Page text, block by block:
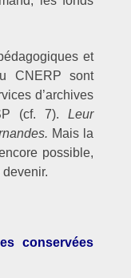
et
CNERP sont
d’archives
(cf. 7).Leur
Mais la
possible,
conservées